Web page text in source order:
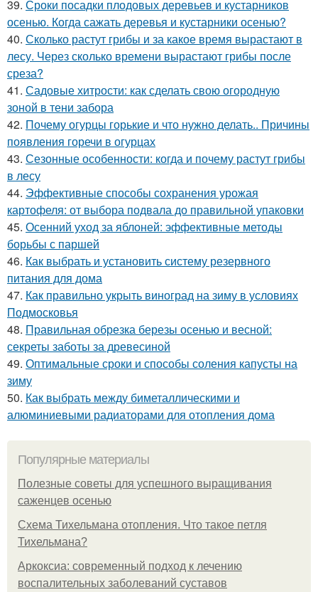
39. Сроки посадки плодовых деревьев и кустарников
осенью. Когда сажать деревья и кустарники осенью?
40. Сколько растут грибы и за какое время вырастают в
лесу. Через сколько времени вырастают грибы после
среза?
41. Садовые хитрости: как сделать свою огородную
зоной в тени забора
42. Почему огурцы горькие и что нужно делать.. Причины
появления горечи в огурцах
43. Сезонные особенности: когда и почему растут грибы
в лесу
44. Эффективные способы сохранения урожая
картофеля: от выбора подвала до правильной упаковки
45. Осенний уход за яблоней: эффективные методы
борьбы с паршей
46. Как выбрать и установить систему резервного
питания для дома
47. Как правильно укрыть виноград на зиму в условиях
Подмосковья
48. Правильная обрезка березы осенью и весной:
секреты заботы за древесиной
49. Оптимальные сроки и способы соления капусты на
зиму
50. Как выбрать между биметаллическими и
алюминиевыми радиаторами для отопления дома
Популярные материалы
Полезные советы для успешного выращивания
саженцев осенью
Схема Тихельмана отопления. Что такое петля
Тихельмана?
Аркоксиа: современный подход к лечению
воспалительных заболеваний суставов